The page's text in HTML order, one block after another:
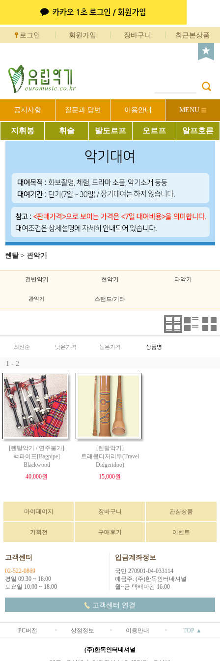
로그인 회원가입 장바구니 최근본상품
공지사항 질문과 답변 이용안내 MENU
지휘봉 휘슬 발도르프 오르프 알프호른
렌탈> 관악기
건반악기 현악기 타악기
관악기 스탠드/기타
최신순 낮은가격 높은가격 상품명
1 - 2
[렌탈악기 / 연주불가]
백파이프[Bagpipe]
Blackwood
40,000원
[렌탈악기]
트래블디저리두(Travel
Didgeridoo)
15,000원
마이페이지 장바구니 관심상품
기획전 구매후기 이벤트
고객센터
02-522-0869
평일 09:30 ~ 18:00
토요일 10:00 ~ 18:00
입금계좌정보
국민 270901-04-033114
예금주: (주)한독인터네셔널
월~금 택배마감 16:00
고객센터 연결
PC버전 상점정보 이용안내 TOP ▲
(주)한독인터네셔널